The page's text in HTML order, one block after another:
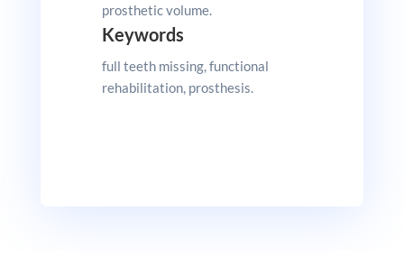
prosthetic volume.
Keywords
full teeth missing, functional
rehabilitation, prosthesis.